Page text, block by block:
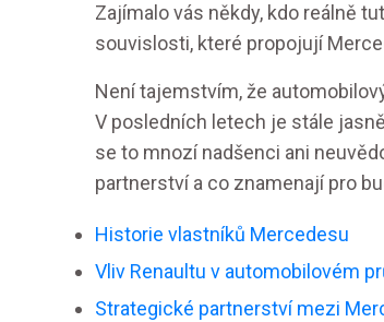
Zajímalo vás někdy, kdo reálně
souvislosti, které propojují
Není tajemstvím, že
V posledních letech je stále
se to mnozí nadšenci ani
partnerství a co znamenají pro
Historie vlastníků Mercedesu
Vliv Renaultu v automobilovém
Strategické partnerství mezi